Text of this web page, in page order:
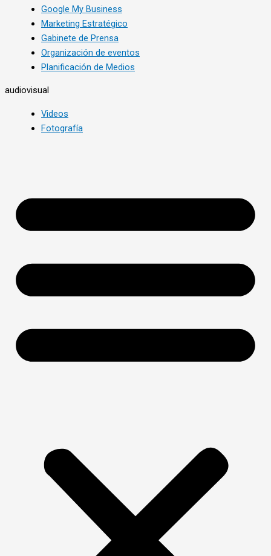
Google My Business
Marketing Estratégico
Gabinete de Prensa
Organización de eventos
Planificación de Medios
audiovisual
Videos
Fotografía